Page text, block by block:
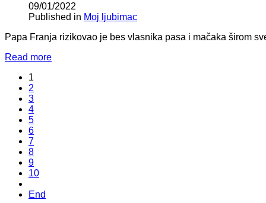
09/01/2022
Published in Moj ljubimac
Papa Franja rizikovao je bes vlasnika pasa i mačaka širom
Read more
1
2
3
4
5
6
7
8
9
10
End